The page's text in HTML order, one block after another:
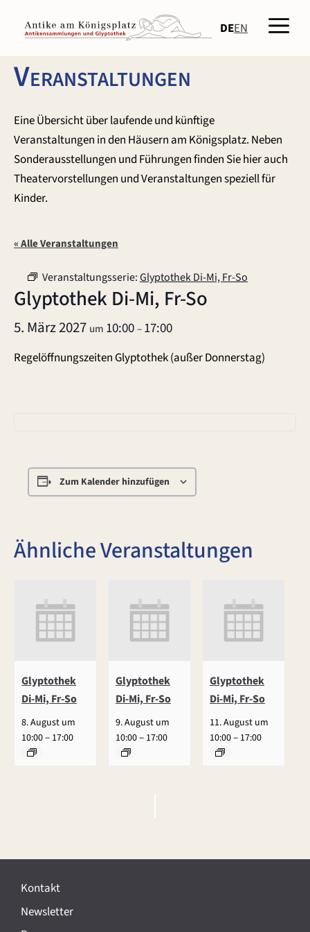
Inhalt
springen
DEEN
Veranstaltungen
Eine Übersicht über laufende und künftige
Veranstaltungen in den Häusern am Königsplatz. Neben
Sonderausstellungen und Führungen finden Sie hier auch
Theatervorstellungen und Veranstaltungen speziell für
Kinder.
« Alle Veranstaltungen
Veranstaltungsserie:Glyptothek Di-Mi, Fr-So
Glyptothek Di-Mi, Fr-So
5. März 2027 um 10:00–17:00
Regelöffnungszeiten Glyptothek (außer Donnerstag)
Zum Kalender hinzufügen
Ähnliche Veranstaltungen
Glyptothek
Di-Mi, Fr-So
8. August um
10:00– 17:00
Glyptothek
Di-Mi, Fr-So
9. August um
10:00– 17:00
Glyptothek
Di-Mi, Fr-So
11. August um
10:00– 17:00
e
a
n
Kontakt
Newsletter